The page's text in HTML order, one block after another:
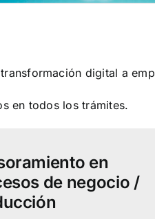
digital a
en todos los trámites.
en
de negocio /